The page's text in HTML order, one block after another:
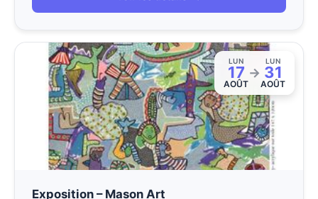
LUN
17
AOÛT
→
LUN
31
AOÛT
Exposition – Mason Art